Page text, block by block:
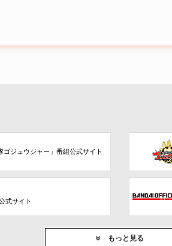
ジュウジャー」番組公式サイト
式サイト
もっと見る